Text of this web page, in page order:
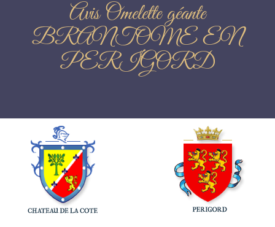
Avis Omelette géante
BRANTOME EN
PERIGORD